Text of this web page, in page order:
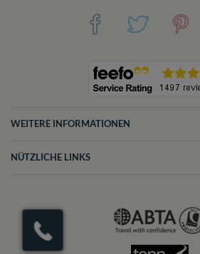
WEITERE INFORMATIONEN
NÜTZLICHE LINKS